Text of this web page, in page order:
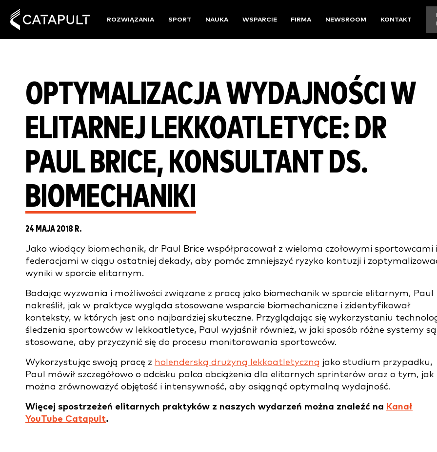
ROZWIĄZANIA SPORT NAUKA WSPARCIE FIRMA NEWSROOM KONTAKT
OPTYMALIZACJA WYDAJNOŚCI W
ELITARNEJ LEKKOATLETYCE: DR
PAUL BRICE, KONSULTANT DS.
BIOMECHANIKI
24 MAJA 2018 R.
Jako wiodący biomechanik, dr Paul Brice współpracował z wieloma czołowymi sportowcami i
federacjami w ciągu ostatniej dekady, aby pomóc zmniejszyć ryzyko kontuzji i
wyniki w sporcie elitarnym.
Badając wyzwania i możliwości związane z pracą jako biomechanik w sporcie elitarnym, Paul
nakreślił, jak w praktyce wygląda stosowane wsparcie biomechaniczne i zidentyfikował
konteksty, w których jest ono najbardziej skuteczne. Przyglądając się wykorzystaniu
śledzenia sportowców w lekkoatletyce, Paul wyjaśnił również, w jaki sposób różne systemy są
stosowane, aby przyczynić się do procesu monitorowania sportowców.
Wykorzystując swoją pracę z holenderską drużyną lekkoatletyczną jako studium przypadku,
Paul mówił szczegółowo o odcisku palca obciążenia dla elitarnych sprinterów oraz o tym, jak
można zrównoważyć objętość i intensywność, aby osiągnąć optymalną wydajność.
Więcej spostrzeżeń elitarnych praktyków z naszych wydarzeń można znaleźć na Kanał
YouTube Catapult.